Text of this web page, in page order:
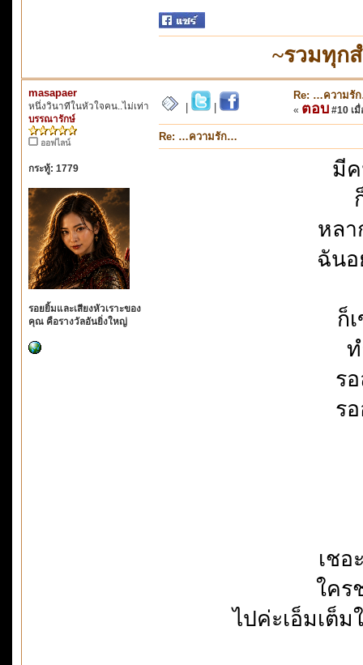
~รวมทุก
masapaer
หนึ่งวินาทีในหัวใจคน..ไม่เท่า
บรรณารักษ์
ออฟไลน์
กระทู้: 1779
รอยยิ้มและเสียงหัวเราะของ
คุณ คือรางวัลอันยิ่งใหญ่
Re: …ความรั
« ตอบ #10 เมื่
Re: …ความรัก…
มี
หลา
ฉันอ
ก็
ร
ร
เช
ใคร
ไปค่ะเอ็มเต็ม